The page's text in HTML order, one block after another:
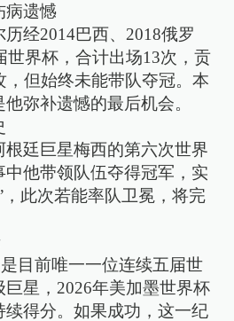
病遗憾
经2014巴西、2018俄罗
世界杯，合计出场13次，贡
，但始终未能带队夺冠。本
弥补遗憾的最后机会。
根廷巨星梅西的第六次世界
他带领队伍夺得冠军，实
此次若能率队卫冕，将完
目前唯一一位连续五届世
星，2026年美加墨世界杯
得分。如果成功，这一纪